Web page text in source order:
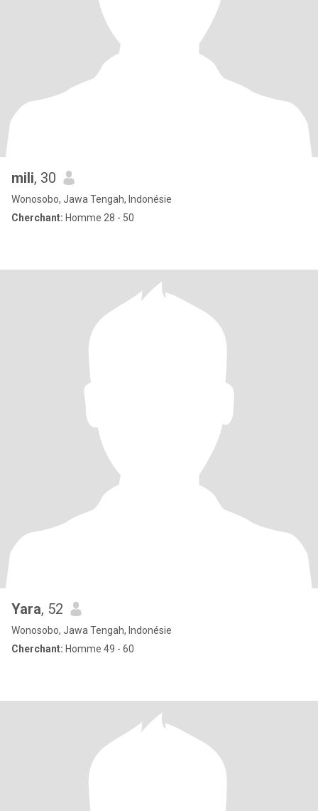
mili, 30
Wonosobo, Jawa Tengah, Indonésie
Cherchant: Homme 28 - 50
Yara, 52
Wonosobo, Jawa Tengah, Indonésie
Cherchant: Homme 49 - 60